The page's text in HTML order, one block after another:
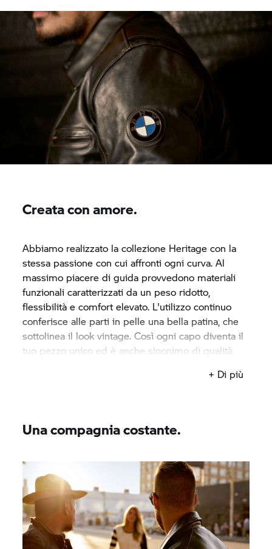
Creata con amore.
Abbiamo realizzato la collezione Heritage con la
stessa passione con cui affronti ogni curva. Al
massimo piacere di guida provvedono materiali
funzionali caratterizzati da un peso ridotto,
flessibilità e comfort elevato. L'utilizzo continuo
conferisce alle parti in pelle una bella patina, che
sottolinea il look vintage. Così ogni capo diventa il
tuo pezzo unico ed è anche sinonimo di qualità
+ Di più
Una compagnia costante.